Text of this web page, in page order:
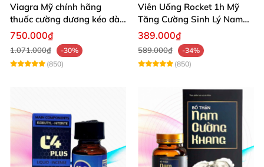
Viagra Mỹ chính hãng
thuốc cường dương kéo dài
thời gian hiệu quả cho Nam
750.000₫
1.071.000₫
-30%
(850)
Viên Uống Rocket 1h Mỹ
Tăng Cường Sinh Lý Nam
Hỗ Trợ Mạnh
389.000₫
589.000₫
-34%
(850)